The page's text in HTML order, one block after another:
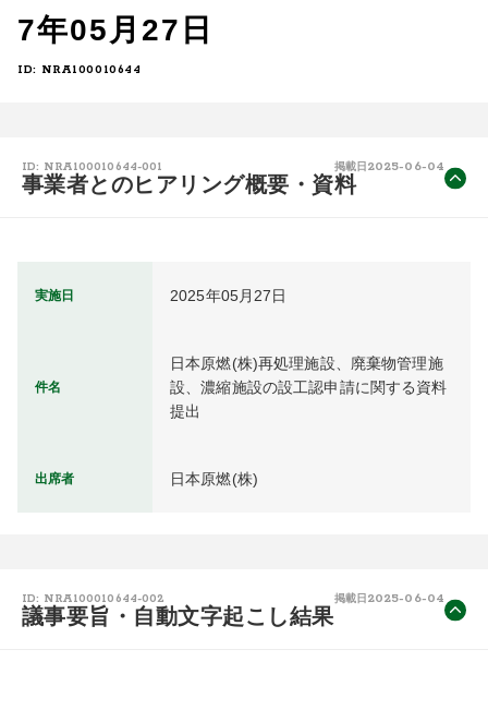
7年05月27日
ID: NRA100010644
ID: NRA100010644-001 掲載日 2025-06-04
事業者とのヒアリング概要・資料
実施日 2025年05月27日
件名
日本原燃(株)再処理施設、廃棄物管理施
設、濃縮施設の設工認申請に関する資料
提出
出席者 日本原燃(株)
ID: NRA100010644-002 掲載日 2025-06-04
議事要旨・自動文字起こし結果